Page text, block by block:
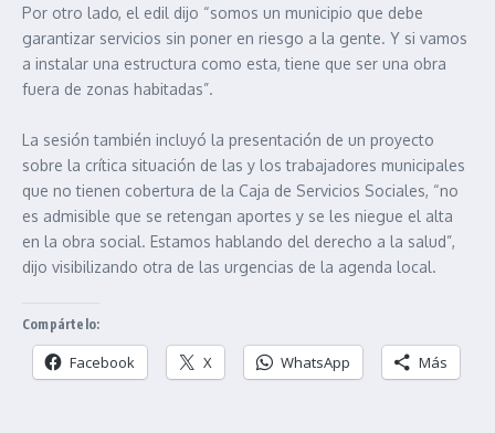
Por otro lado, el edil dijo “somos un municipio que debe
garantizar servicios sin poner en riesgo a la gente. Y si vamos
a instalar una estructura como esta, tiene que ser una obra
fuera de zonas habitadas”.
La sesión también incluyó la presentación de un proyecto
sobre la crítica situación de las y los trabajadores municipales
que no tienen cobertura de la Caja de Servicios Sociales, “no
es admisible que se retengan aportes y se les niegue el alta
en la obra social. Estamos hablando del derecho a la salud”,
dijo visibilizando otra de las urgencias de la agenda local.
Compártelo:
Facebook X WhatsApp Más